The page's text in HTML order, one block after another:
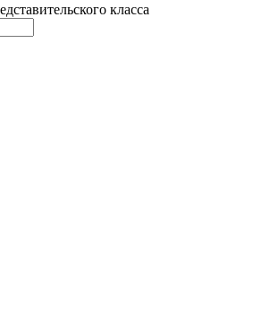
класса